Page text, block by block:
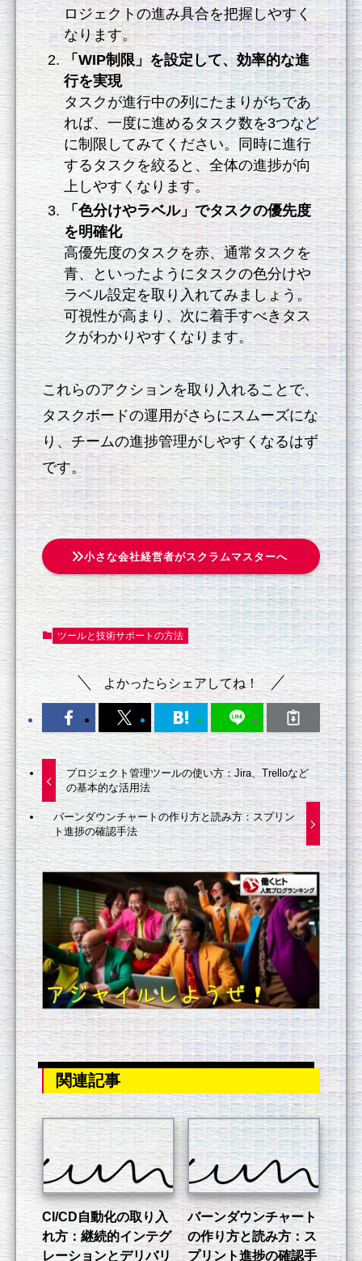
ロジェクトの進み具合を把握しやすく
なります。
「WIP制限」を設定して、効率的な進
行を実現
タスクが進行中の列にたまりがちであ
れば、一度に進めるタスク数を3つなど
に制限してみてください。同時に進行
するタスクを絞ると、全体の進捗が向
上しやすくなります。
「色分けやラベル」でタスクの優先度
を明確化
高優先度のタスクを赤、通常タスクを
青、といったようにタスクの色分けや
ラベル設定を取り入れてみましょう。
可視性が高まり、次に着手すべきタス
クがわかりやすくなります。
これらのアクションを取り入れることで、
タスクボードの運用がさらにスムーズにな
り、チームの進捗管理がしやすくなるはず
です。
小さな会社経営者がスクラムマスターへ
ツールと技術サポートの方法
よかったらシェアしてね！
プロジェクト管理ツールの使い方：Jira、Trelloなど
の基本的な活用法
バーンダウンチャートの作り方と読み方：スプリン
ト進捗の確認手法
関連記事
CI/CD自動化の取り入
れ方：継続的インテグ
レーションとデリバリ
バーンダウンチャート
の作り方と読み方：ス
プリント進捗の確認手